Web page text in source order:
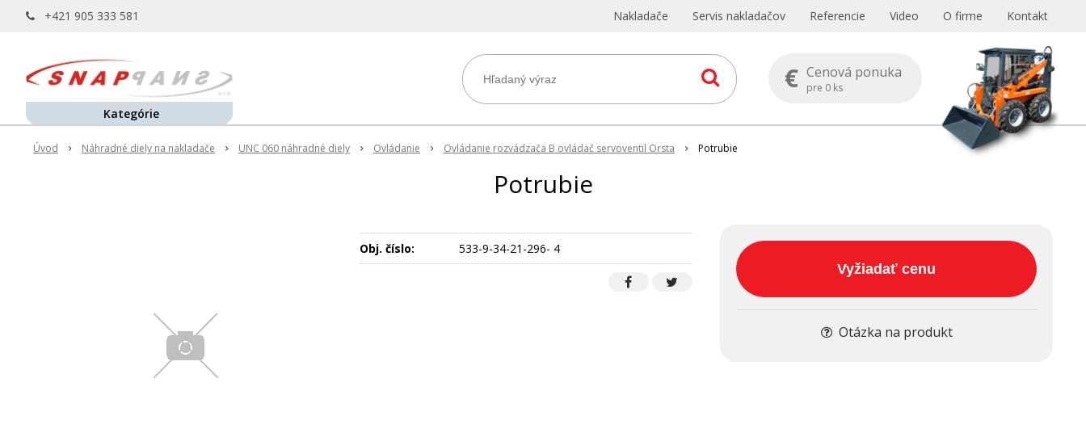
+421 905 333 581
€ Cenová ponuka
pre 0 ks
Nakladače Servis nakladačov Referencie Video O firme Kontakt
Úvod Náhradné diely na nakladače UNC 060 náhradné diely Ovládanie Ovládanie rozvádzača B ovládač servoventil Orsta Potrubie
Potrubie
Vyžiadať cenu
Otázka na produkt
Obj. číslo: 533-9-34-21-296- 4
Kategórie